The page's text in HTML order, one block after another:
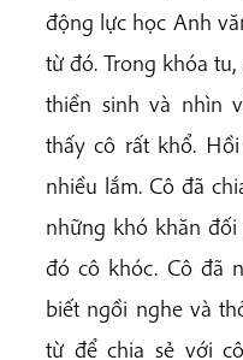
động lực học Anh
từ đó. Trong khóa
thiền sinh và nhìn
thấy cô rất khổ.
nhiều lắm. Cô đã
những khó khăn
đó cô khóc. Cô đã
biết ngồi nghe và
từ để chia sẻ với